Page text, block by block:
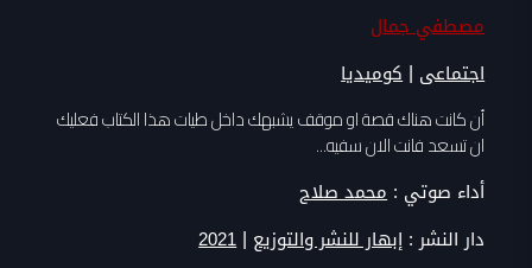
مصطفي جمال
اجتماعى |كوميديا
أن كانت هناك قصة او موقف يشبهك داخل طيات هذا الكتاب فعليك
ان تسعد فانت الان سفيه...
أداء صوتي :محمد صلاح
دار النشر : إبهار للنشر والتوزيع |
2021